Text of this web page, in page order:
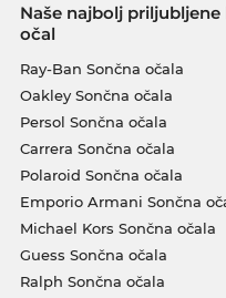
Naše najbolj
očal
Ray-Ban Sončna očala
Oakley Sončna očala
Persol Sončna očala
Carrera Sončna očala
Polaroid Sončna očala
Emporio Armani Sončna
Michael Kors Sončna očala
Guess Sončna očala
Ralph Sončna očala